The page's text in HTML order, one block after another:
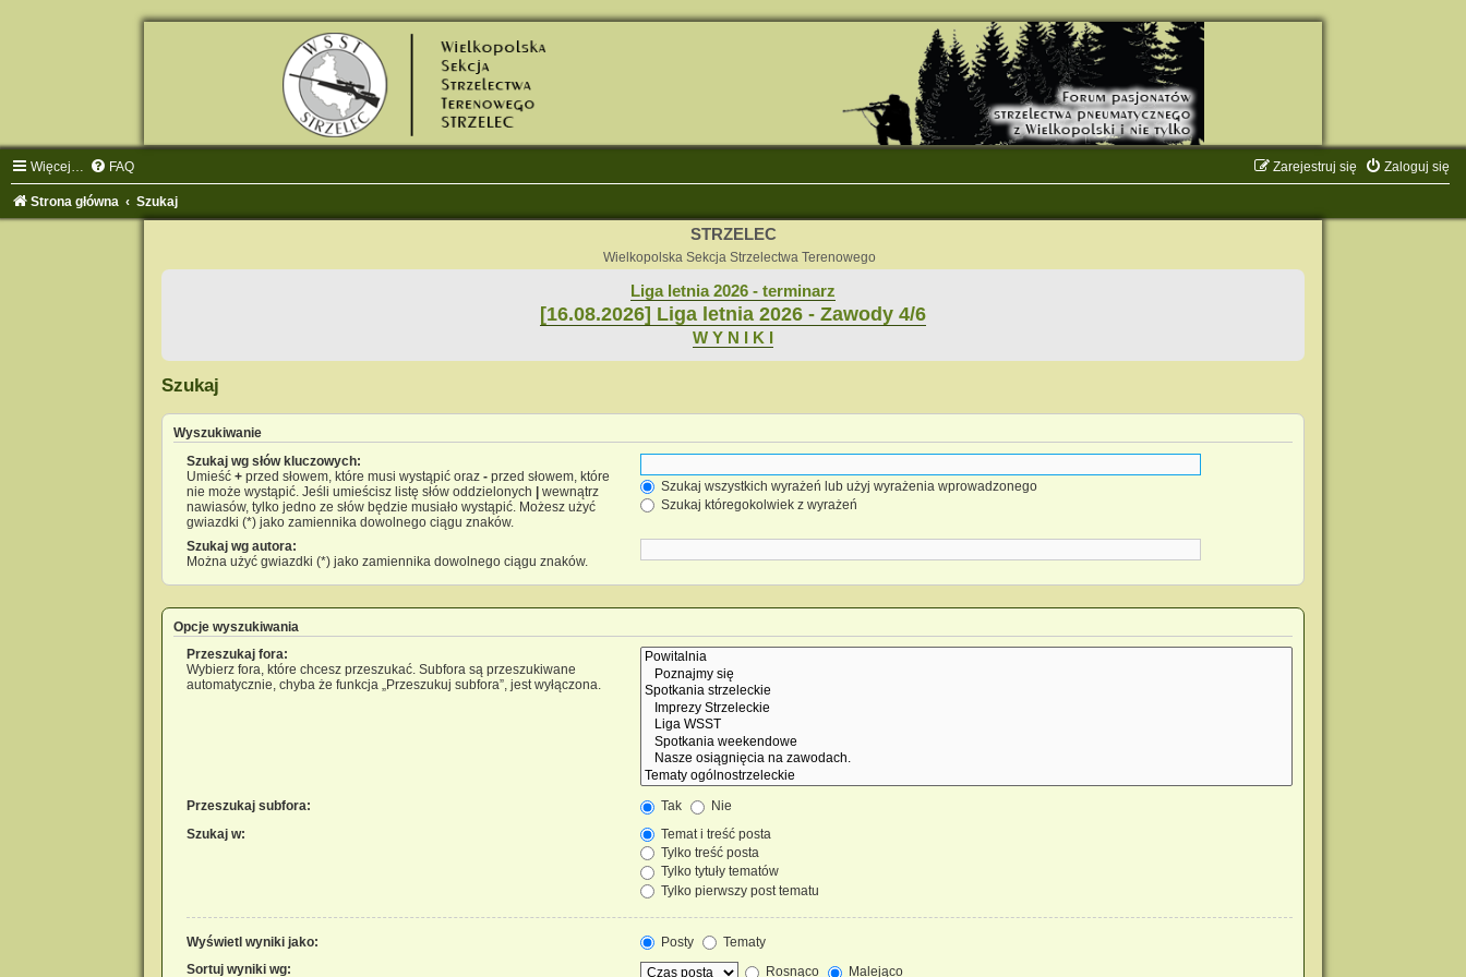
Więcej… FAQ Zaloguj się
Zarejestruj się
Strona główna Szukaj
STRZELEC
Wielkopolska Sekcja Strzelectwa Terenowego
Liga letnia 2026 - terminarz
[16.08.2026] Liga letnia 2026 - Zawody 4/6
W Y N I K I
Szukaj
Wyszukiwanie
Szukaj wg słów kluczowych:
Umieść +przed słowem, które musi wystąpić oraz -przed słowem, które
nie może wystąpić. Jeśli umieścisz listę słów oddzielonych |wewnątrz
nawiasów, tylko jedno ze słów będzie musiało wystąpić. Możesz użyć
gwiazdki (*) jako zamiennika dowolnego ciągu znaków.
Szukaj wszystkich wyrażeń lub użyj wyrażenia wprowadzonego
Szukaj któregokolwiek z wyrażeń
Szukaj wg autora:
Można użyć gwiazdki (*) jako zamiennika dowolnego ciągu znaków.
Opcje wyszukiwania
Przeszukaj fora:
Wybierz fora, które chcesz przeszukać. Subfora są przeszukiwane
automatycznie, chyba że funkcja „Przeszukuj subfora”, jest wyłączona.
Przeszukaj subfora: Tak
Nie
Szukaj w:
Temat i treść posta
Tylko treść posta
Tylko tytuły tematów
Tylko pierwszy post tematu
Wyświetl wyniki jako: Posty
Tematy
Sortuj wyniki wg:
Rosnąco Malejąco